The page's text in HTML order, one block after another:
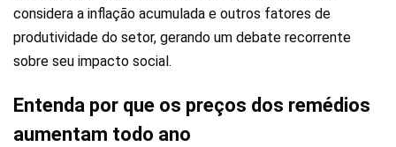
considera a inflação acumulada e outros fatores de
produtividade do setor, gerando um debate recorrente
sobre seu impacto social.
Entenda por que os preços dos remédios
aumentam todo ano